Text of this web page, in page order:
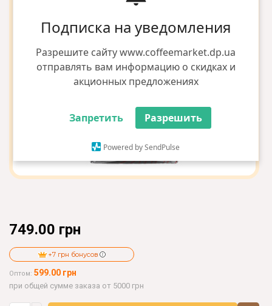
Подписка на уведомления
Разрешите сайту www.coffeemarket.dp.ua
отправлять вам информацию о скидках и
акционных предложениях
Запретить Разрешить
Powered by SendPulse
749.00 грн
+7 грн бонусов
Оптом: 599.00 грн
при общей сумме заказа от 5000 грн